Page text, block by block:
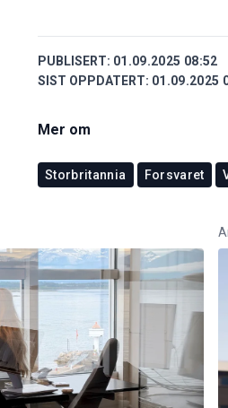
PUBLISERT: 01.09.2025 08:52
SIST OPPDATERT: 01.09.2025
Mer om
Storbritannia Forsvaret